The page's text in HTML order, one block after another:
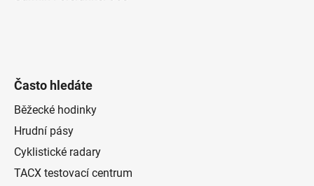
Často hledáte
Běžecké hodinky
Hrudní pásy
Cyklistické radary
TACX testovací centrum